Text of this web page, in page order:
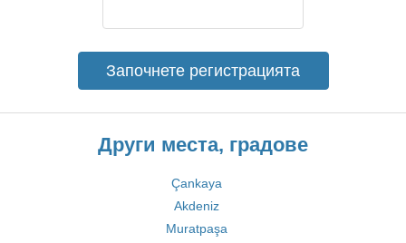
Започнете регистрацията
Други места, градове
Çankaya
Akdeniz
Muratpaşa